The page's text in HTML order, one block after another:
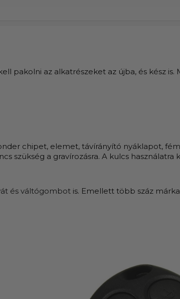
pakolni az alkatrészeket az újba, és kész is.
chipet, elemet, távírányító nyáklapot,
szükség a gravírozásra. A kulcs használatra
és váltógombot is. Emellett több száz